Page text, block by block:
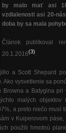
by malo mať asi
vzdialenosti asi 20-
doba by sa mala
Článok publikoval
20.1.2016(3).
a Scott Shepard
vysvetlenie sa
a Batygina
malých objektov
a preto niečo musí
v Kuiperovom
použili hmotnú